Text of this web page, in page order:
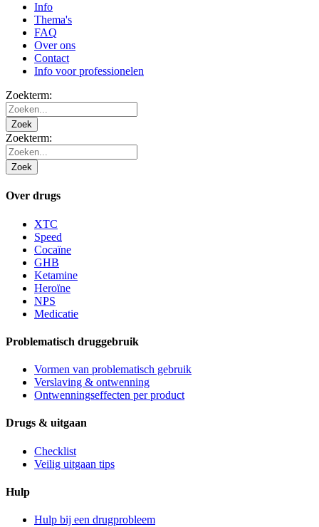
Info
Thema's
FAQ
Over ons
Contact
Info voor professionelen
Zoekterm:
Zoek
Zoekterm:
Zoek
Over drugs
XTC
Speed
Cocaïne
GHB
Ketamine
Heroïne
NPS
Medicatie
Problematisch druggebruik
Vormen van problematisch gebruik
Verslaving & ontwenning
Ontwenningseffecten per product
Drugs & uitgaan
Checklist
Veilig uitgaan tips
Hulp
Hulp bij een drugprobleem